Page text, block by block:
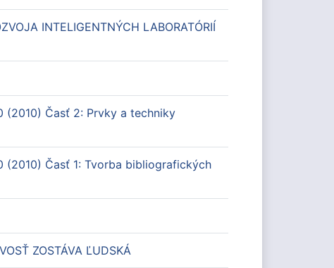
INTELIGENTNÝCH LABORATÓRIÍ
(2010) Časť 2: Prvky a techniky
Časť 1: Tvorba bibliografických
ZOSTÁVA ĽUDSKÁ